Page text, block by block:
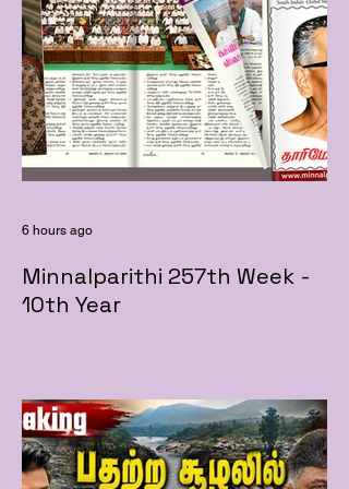
Minnalparithi 257th Week -
10th Year
6 hours ago